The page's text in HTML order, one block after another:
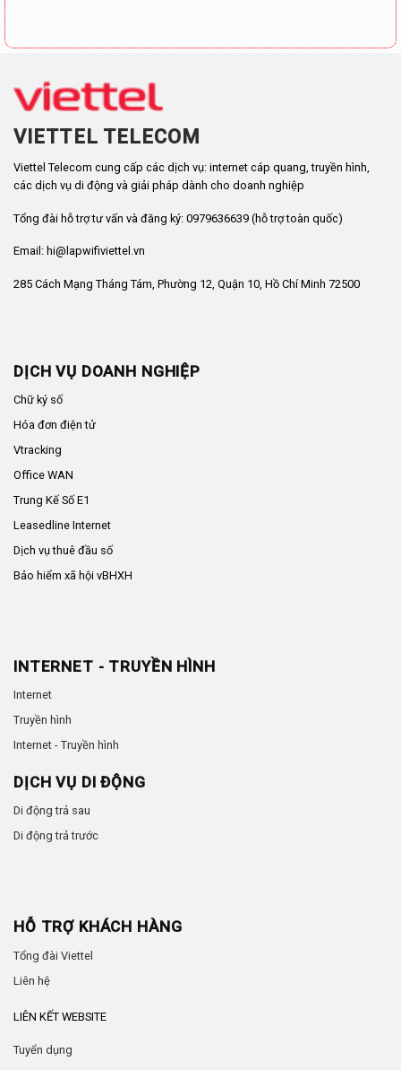
VIETTEL TELECOM
Viettel Telecom cung cấp các dịch vụ: internet cáp quang, truyền hình,
các dịch vụ di động và giải pháp dành cho doanh nghiệp
Tổng đài hỗ trợ tư vấn và đăng ký: 0979636639 (hỗ trợ toàn quốc)
Email: hi@lapwifiviettel.vn
285 Cách Mạng Tháng Tám, Phường 12, Quận 10, Hồ Chí Minh 72500
DỊCH VỤ DOANH NGHIỆP
Chữ ký số
Hóa đơn điện tử
Vtracking
Office WAN
Trung Kế Số E1
Leasedline Internet
Dịch vụ thuê đầu số
Bảo hiểm xã hội vBHXH
INTERNET - TRUYỀN HÌNH
Internet
Truyền hình
Internet - Truyền hình
DỊCH VỤ DI ĐỘNG
Di động trả sau
Di động trả trước
HỖ TRỢ KHÁCH HÀNG
Tổng đài Viettel
Liên hệ
LIÊN KẾT WEBSITE
Tuyển dụng